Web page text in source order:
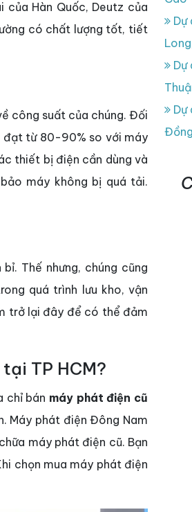
của Hàn Quốc, Deutz của
có chất lượng tốt, tiết
công suất của chúng. Đối
đạt từ 80-90% so với máy
thiết bị điện cần dùng và
máy không bị quá tải.
Thế nhưng, chúng cũng
quá trình lưu kho, vận
trở lại đây để có thể đảm
TP HCM?
chỉ bán máy phát điện cũ
Máy phát điện Đông Nam
máy phát điện cũ. Bạn
chọn mua máy phát điện
Dự
Dự
Dự